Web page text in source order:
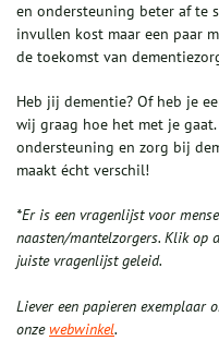
en ondersteuning beter af te
invullen kost maar een paar
de toekomst van
Heb jij dementie? Of heb je
wij graag hoe het met je
ondersteuning en zorg bij
maakt écht verschil!
*Er is een vragenlijst voor
naasten/mantelzorgers. Klik op
juiste vragenlijst geleid.
Liever een papieren exemplaar
onzewebwinkel.